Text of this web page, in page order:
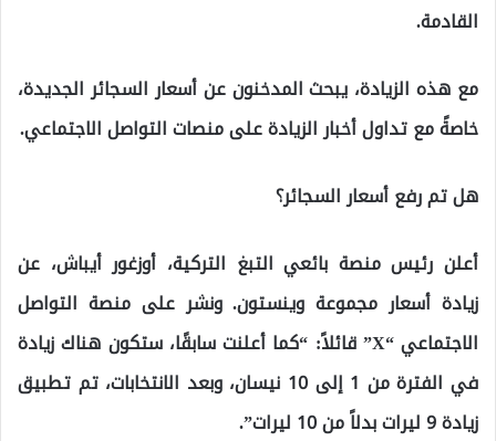
القادمة.
مع هذه الزيادة، يبحث المدخنون عن أسعار السجائر الجديدة،
خاصةً مع تداول أخبار الزيادة على منصات التواصل الاجتماعي.
هل تم رفع أسعار السجائر؟
أعلن رئيس منصة بائعي التبغ التركية، أوزغور أيباش، عن
زيادة أسعار مجموعة وينستون. ونشر على منصة التواصل
الاجتماعي “X” قائلاً: “كما أعلنت سابقًا، ستكون هناك زيادة
في الفترة من 1 إلى 10 نيسان، وبعد الانتخابات، تم تطبيق
زيادة 9 ليرات بدلاً من 10 ليرات”.